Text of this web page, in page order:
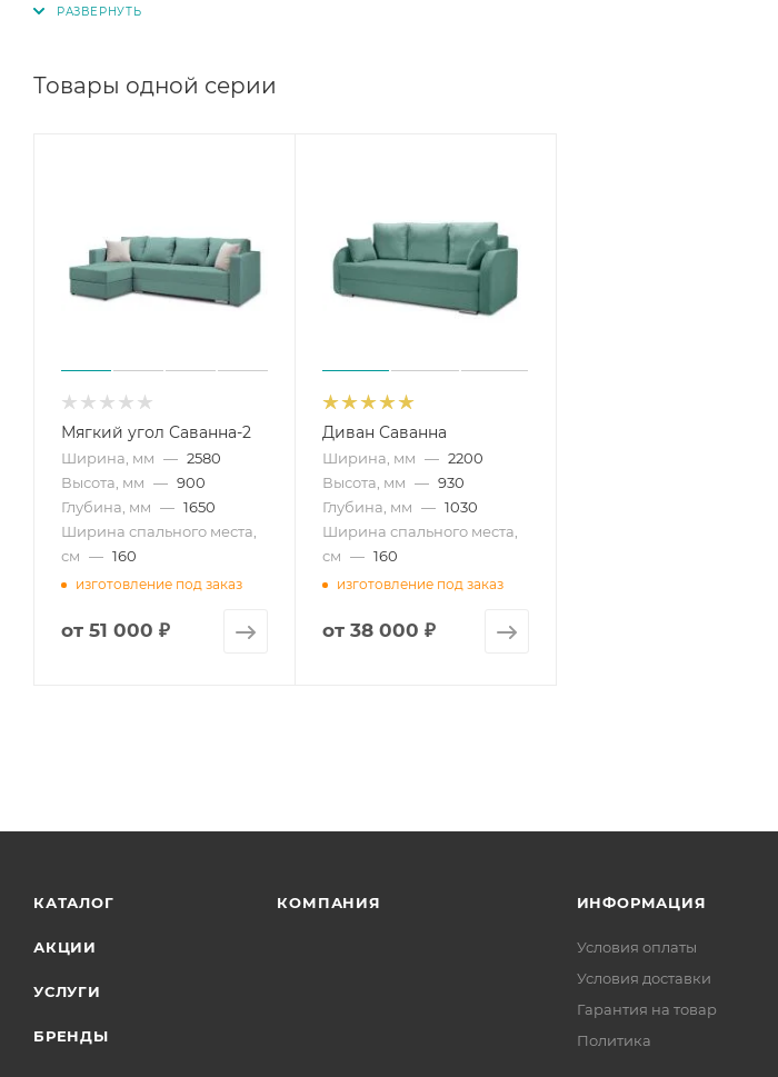
Товары одной серии
Мягкий угол Саванна-2
Ширина, мм — 2580
Высота, мм — 900
Глубина, мм — 1650
Ширина спального места,
см — 160
изготовление под заказ
от 51 000 ₽
Диван Саванна
Ширина, мм — 2200
Высота, мм — 930
Глубина, мм — 1030
Ширина спального места,
см — 160
изготовление под заказ
от 38 000 ₽
КАТАЛОГ
АКЦИИ
УСЛУГИ
БРЕНДЫ
КОМПАНИЯ ИНФОРМАЦИЯ
Условия оплаты
Условия доставки
Гарантия на товар
Политика